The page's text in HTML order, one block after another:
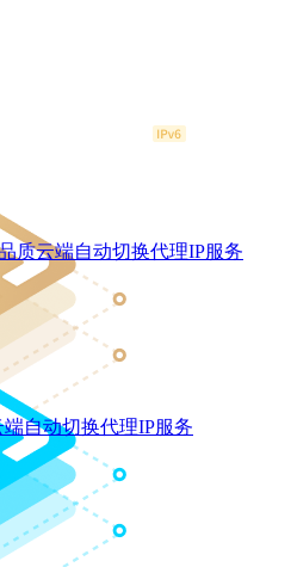
质云端自动切换代理IP服务
自动切换代理IP服务